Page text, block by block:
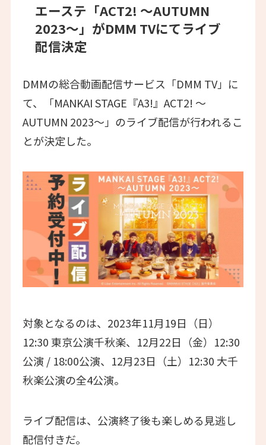
エーステ「ACT2! ～AUTUMN
2023～」がDMM TVにてライブ
配信決定
DMMの総合動画配信サービス「DMM TV」に
て、「MANKAI STAGE『A3!』ACT2! ～
AUTUMN 2023～」のライブ配信が行われるこ
とが決定した。
対象となるのは、2023年11月19日（日）
12:30 東京公演千秋楽、12月22日（金）12:30
公演 / 18:00公演、12月23日（土）12:30 大千
秋楽公演の全4公演。
ライブ配信は、公演終了後も楽しめる見逃し
配信付きだ。